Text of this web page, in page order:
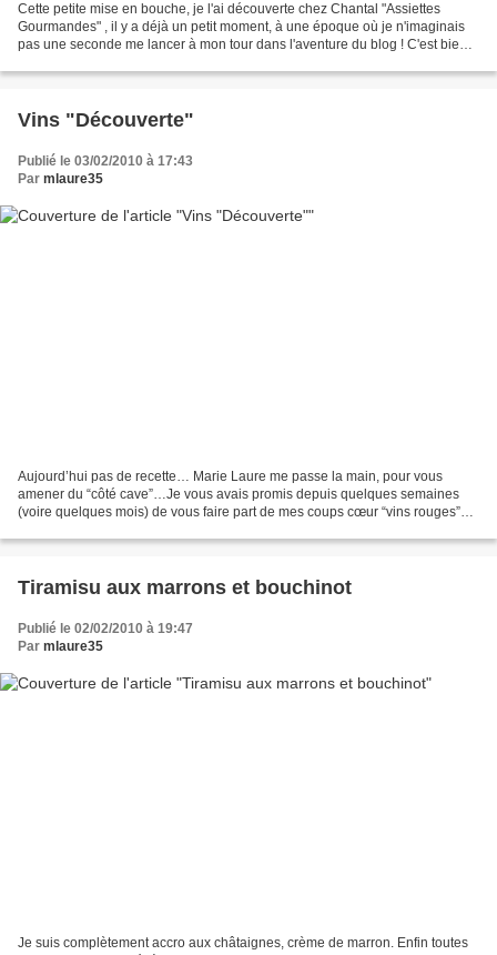
Cette petite mise en bouche, je l'ai découverte chez Chantal "Assiettes
Gourmandes" , il y a déjà un petit moment, à une époque où je n'imaginais
pas une seconde me lancer à mon tour dans l'aventure du blog ! C'est bien
Vins "Découverte"
Publié le 03/02/2010 à 17:43
Par mlaure35
Aujourd’hui pas de recette… Marie Laure me passe la main, pour vous
amener du “côté cave”…Je vous avais promis depuis quelques semaines
(voire quelques mois) de vous faire part de mes coups cœur “vins rouges”
Tiramisu aux marrons et bouchinot
Publié le 02/02/2010 à 19:47
Par mlaure35
Je suis complètement accro aux châtaignes, crème de marron. Enfin toutes